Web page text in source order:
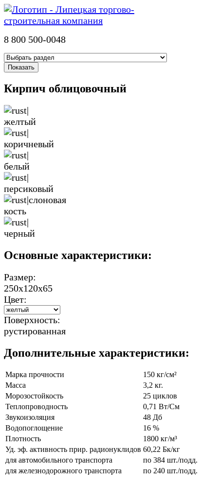
8 800 500-0048
Кирпич облицовочный
Основные характеристики:
Размер:
250х120х65
Цвет:
Поверхность:
рустированная
Дополнительные характеристики:
Марка прочности
150 кг/см²
Масса
3,2 кг.
Морозостойкость
25 циклов
Теплопроводность
0,71 Вт/См
Звукоизоляция
48 Дб
Водопоглощение
16 %
Плотность
1800 кг/м³
Уд. эф. активность прир. радионуклидов 60,22 Бк/кг
для автомобильного транспорта
по 384 шт./подд.
для железнодорожного транспорта
по 240 шт./подд.